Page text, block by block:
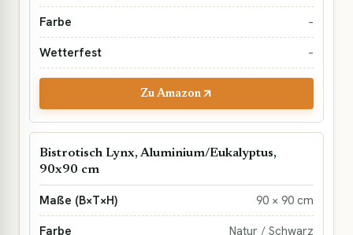
–
–
Zu Amazon
Bistrotisch Lynx, Aluminium/Eukalyptus,
90x90 cm
90 × 90 cm
Natur / Schwarz